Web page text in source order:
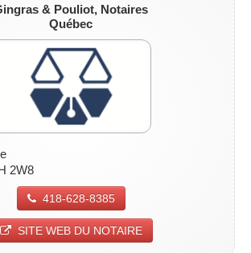
& Pouliot, Notaires
Québec
2W8
418-628-8385
SITE WEB DU NOTAIRE